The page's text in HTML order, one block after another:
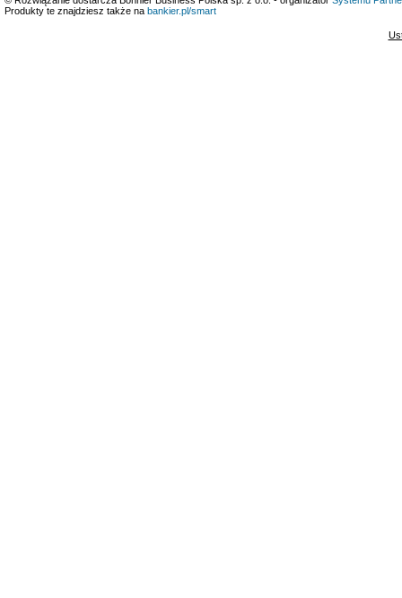
Produkty te znajdziesz także na bankier.pl/smart